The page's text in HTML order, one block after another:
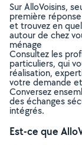
Sur AlloVoisins,
première
et trouvez en
autour de chez
ménage
Consultez les
particuliers, qui
réalisation,
votre demande
Conversez
des échanges
intégrés.
Est-ce que